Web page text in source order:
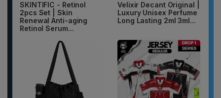
SKINTIFIC - Retinol
2pcs Set | Skin
Renewal Anti-aging
Retinol Serum...
Velixir Decant Original |
Luxury Unisex Perfume
Long Lasting 2ml 3ml...